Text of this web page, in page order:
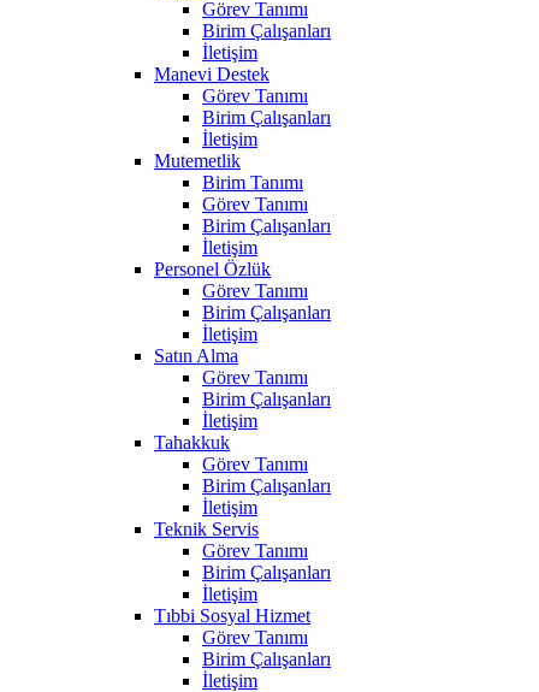
Görev Tanımı
Birim Çalışanları
İletişim
Manevi Destek
Görev Tanımı
Birim Çalışanları
İletişim
Mutemetlik
Birim Tanımı
Görev Tanımı
Birim Çalışanları
İletişim
Personel Özlük
Görev Tanımı
Birim Çalışanları
İletişim
Satın Alma
Görev Tanımı
Birim Çalışanları
İletişim
Tahakkuk
Görev Tanımı
Birim Çalışanları
İletişim
Teknik Servis
Görev Tanımı
Birim Çalışanları
İletişim
Tıbbi Sosyal Hizmet
Görev Tanımı
Birim Çalışanları
İletişim